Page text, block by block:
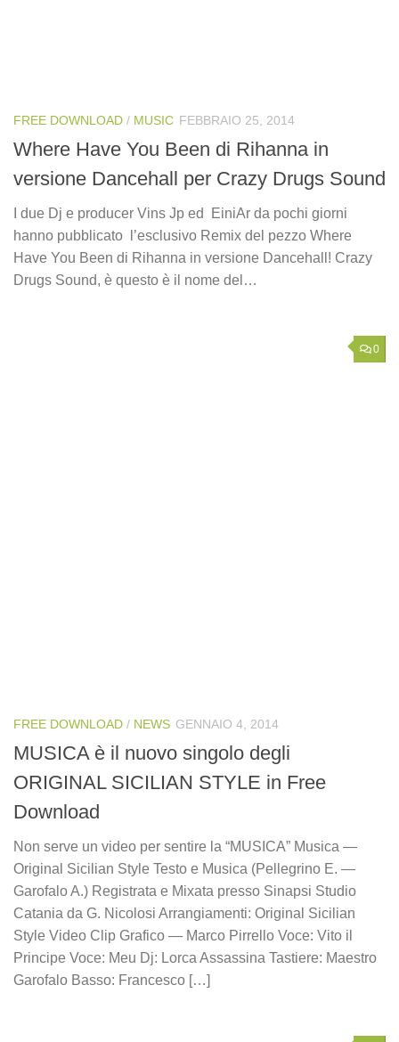
FREE DOWNLOAD / MUSIC FEBBRAIO 25, 2014
Where Have You Been di Rihanna in
versione Dancehall per Crazy Drugs Sound
I due Dj e producer Vins Jp ed EiniAr da pochi giorni
hanno pubblicato l’esclusivo Remix del pezzo Where
Have You Been di Rihanna in versione Dancehall! Crazy
Drugs Sound, è questo è il nome del…
0
FREE DOWNLOAD / NEWS GENNAIO 4, 2014
MUSICA è il nuovo singolo degli
ORIGINAL SICILIAN STYLE in Free
Download
Non serve un video per sentire la “MUSICA” Musica —
Original Sicilian Style Testo e Musica (Pellegrino E. —
Garofalo A.) Registrata e Mixata presso Sinapsi Studio
Catania da G. Nicolosi Arrangiamenti: Original Sicilian
Style Video Clip Grafico — Marco Pirrello Voce: Vito il
Principe Voce: Meu Dj: Lorca Assassina Tastiere: Maestro
Garofalo Basso: Francesco […]